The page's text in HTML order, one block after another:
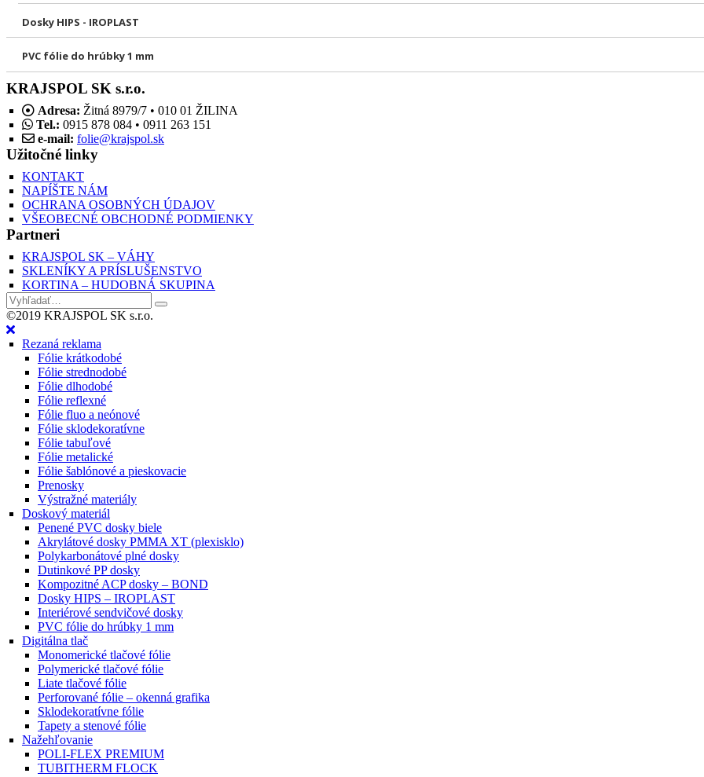
Dosky HIPS - IROPLAST
PVC fólie do hrúbky 1 mm
KRAJSPOL SK s.r.o.
Adresa: Žitná 8979/7 • 010 01 ŽILINA
Tel.: 0915 878 084 • 0911 263 151
e-mail: folie@krajspol.sk
Užitočné linky
KONTAKT
NAPÍŠTE NÁM
OCHRANA OSOBNÝCH ÚDAJOV
VŠEOBECNÉ OBCHODNÉ PODMIENKY
Partneri
KRAJSPOL SK – VÁHY
SKLENÍKY A PRÍSLUŠENSTVO
KORTINA – HUDOBNÁ SKUPINA
©2019 KRAJSPOL SK s.r.o.
Rezaná reklama
Fólie krátkodobé
Fólie strednodobé
Fólie dlhodobé
Fólie reflexné
Fólie fluo a neónové
Fólie sklodekoratívne
Fólie tabuľové
Fólie metalické
Fólie šablónové a pieskovacie
Prenosky
Výstražné materiály
Doskový materiál
Penené PVC dosky biele
Akrylátové dosky PMMA XT (plexisklo)
Polykarbonátové plné dosky
Dutinkové PP dosky
Kompozitné ACP dosky – BOND
Dosky HIPS – IROPLAST
Interiérové sendvičové dosky
PVC fólie do hrúbky 1 mm
Digitálna tlač
Monomerické tlačové fólie
Polymerické tlačové fólie
Liate tlačové fólie
Perforované fólie – okenná grafika
Sklodekoratívne fólie
Tapety a stenové fólie
Nažehľovanie
POLI-FLEX PREMIUM
TUBITHERM FLOCK